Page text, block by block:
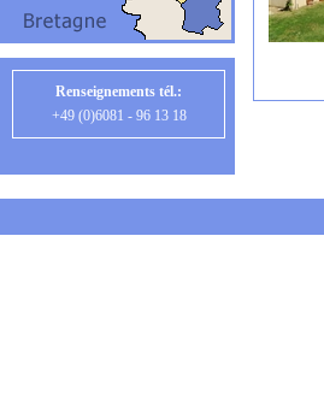
Renseignements tél.:
+49 (0)6081 - 96 13 18